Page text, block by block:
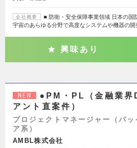
会社概要
■ 防衛・安全保障事業領域 日本の国
宇宙のあらゆる分野で高度なシステムや機器の開
興味あり
NEW
●PM・PL（金融業界
アント直案件）
プロジェクトマネージャー（パッ
ア系）
AMBL株式会社